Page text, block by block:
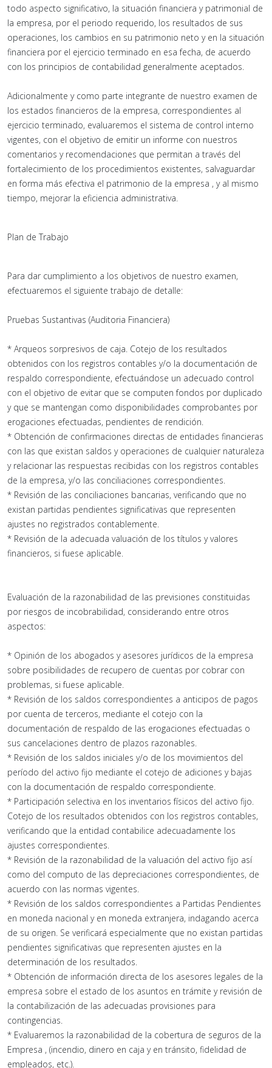
todo aspecto significativo, la situación financiera y patrimonial de
la empresa, por el periodo requerido, los resultados de sus
operaciones, los cambios en su patrimonio neto y en la situación
financiera por el ejercicio terminado en esa fecha, de acuerdo
con los principios de contabilidad generalmente aceptados.
Adicionalmente y como parte integrante de nuestro examen de
los estados financieros de la empresa, correspondientes al
ejercicio terminado, evaluaremos el sistema de control interno
vigentes, con el objetivo de emitir un informe con nuestros
comentarios y recomendaciones que permitan a través del
fortalecimiento de los procedimientos existentes, salvaguardar
en forma más efectiva el patrimonio de la empresa , y al mismo
tiempo, mejorar la eficiencia administrativa.
Plan de Trabajo
Para dar cumplimiento a los objetivos de nuestro examen,
efectuaremos el siguiente trabajo de detalle:
Pruebas Sustantivas (Auditoria Financiera)
* Arqueos sorpresivos de caja. Cotejo de los resultados
obtenidos con los registros contables y/o la documentación de
respaldo correspondiente, efectuándose un adecuado control
con el objetivo de evitar que se computen fondos por duplicado
y que se mantengan como disponibilidades comprobantes por
erogaciones efectuadas, pendientes de rendición.
* Obtención de confirmaciones directas de entidades financieras
con las que existan saldos y operaciones de cualquier naturaleza
y relacionar las respuestas recibidas con los registros contables
de la empresa, y/o las conciliaciones correspondientes.
* Revisión de las conciliaciones bancarias, verificando que no
existan partidas pendientes significativas que representen
ajustes no registrados contablemente.
* Revisión de la adecuada valuación de los títulos y valores
financieros, si fuese aplicable.
Evaluación de la razonabilidad de las previsiones constituidas
por riesgos de incobrabilidad, considerando entre otros
aspectos:
* Opinión de los abogados y asesores jurídicos de la empresa
sobre posibilidades de recupero de cuentas por cobrar con
problemas, si fuese aplicable.
* Revisión de los saldos correspondientes a anticipos de pagos
por cuenta de terceros, mediante el cotejo con la
documentación de respaldo de las erogaciones efectuadas o
sus cancelaciones dentro de plazos razonables.
* Revisión de los saldos iniciales y/o de los movimientos del
período del activo fijo mediante el cotejo de adiciones y bajas
con la documentación de respaldo correspondiente.
* Participación selectiva en los inventarios físicos del activo fijo.
Cotejo de los resultados obtenidos con los registros contables,
verificando que la entidad contabilice adecuadamente los
ajustes correspondientes.
* Revisión de la razonabilidad de la valuación del activo fijo así
como del computo de las depreciaciones correspondientes, de
acuerdo con las normas vigentes.
* Revisión de los saldos correspondientes a Partidas Pendientes
en moneda nacional y en moneda extranjera, indagando acerca
de su origen. Se verificará especialmente que no existan partidas
pendientes significativas que representen ajustes en la
determinación de los resultados.
* Obtención de información directa de los asesores legales de la
empresa sobre el estado de los asuntos en trámite y revisión de
la contabilización de las adecuadas provisiones para
contingencias.
* Evaluaremos la razonabilidad de la cobertura de seguros de la
Empresa , (incendio, dinero en caja y en tránsito, fidelidad de
empleados, etc.).